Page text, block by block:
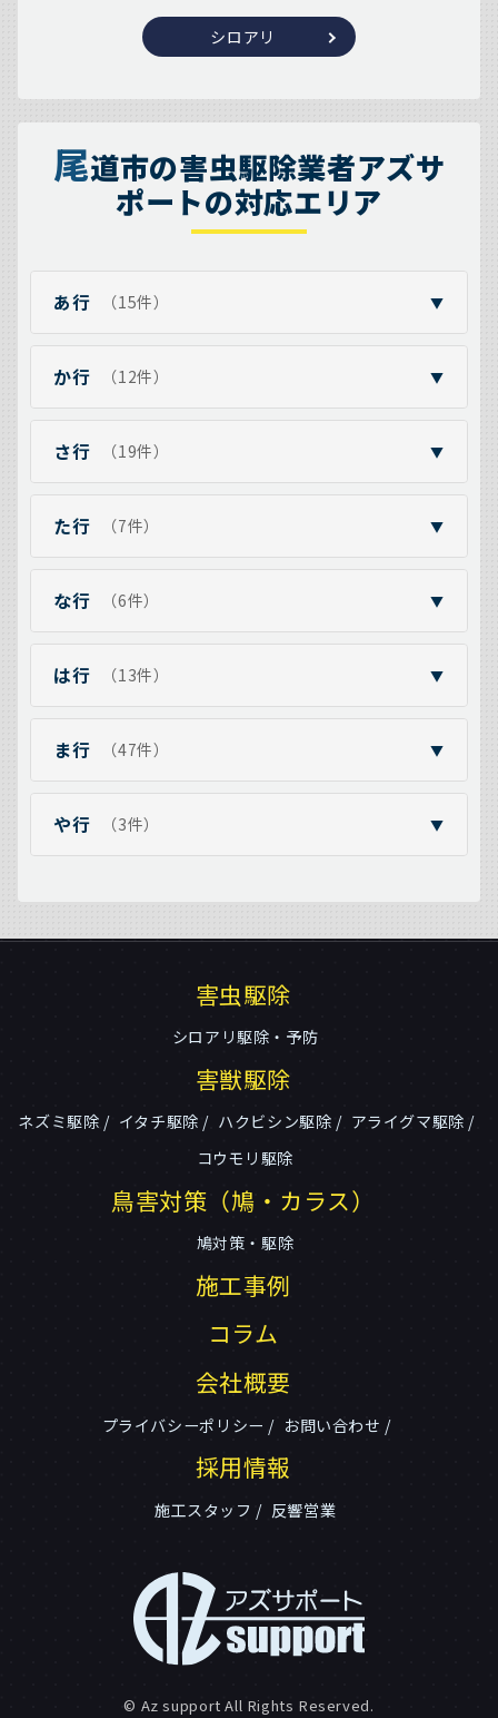
シロアリ
尾道市の害虫駆除業者アズサ
ポートの対応エリア
あ行 （15件） ▼
か行 （12件） ▼
さ行 （19件） ▼
た行 （7件） ▼
な行 （6件） ▼
は行 （13件） ▼
ま行 （47件） ▼
や行 （3件） ▼
害虫駆除
シロアリ駆除・予防
害獣駆除
ネズミ駆除 イタチ駆除 ハクビシン駆除
アライグマ駆除
コウモリ駆除
鳥害対策（鳩・カラス）
鳩対策・駆除
施工事例
コラム
会社概要
プライバシーポリシー お問い合わせ
採用情報
施工スタッフ 反響営業
© Az support All Rights Reserved.